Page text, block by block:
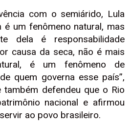
com o semiárido, Lula
um fenômeno natural, mas
dela é responsabilidade
causa da seca, não é mais
é um fenômeno de
quem governa esse país”,
também defendeu que o Rio
nacional e afirmou
ao povo brasileiro.